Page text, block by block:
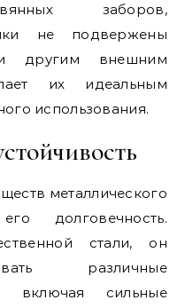
заборов,
не подвержены
другим внешним
их идеальным
использования.
металлического
долговечность.
стали, он
различные
включая сильные